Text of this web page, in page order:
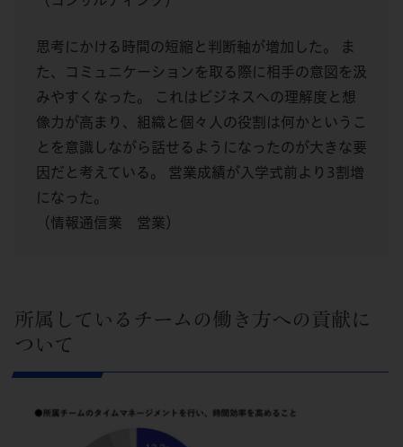
思考にかける時間の短縮と判断軸が増加した。 ま
た、コミュニケーションを取る際に相手の意図を汲
みやすくなった。 これはビジネスへの理解度と想
像力が高まり、組織と個々人の役割は何かというこ
とを意識しながら話せるようになったのが大きな要
因だと考えている。 営業成績が入学式前より3割増
になった。
（情報通信業 営業）
所属しているチームの働き方への貢献に
ついて